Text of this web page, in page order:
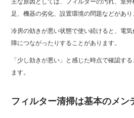
主な原因としては、フィルターの汚れ、室
足、機器の劣化、設置環境の問題などがあり
冷房の効きが悪い状態で使い続けると、電
障につながったりすることがあります。
「少し効きが悪い」と感じた時点で確認す
ます。
フィルター清掃は基本のメ